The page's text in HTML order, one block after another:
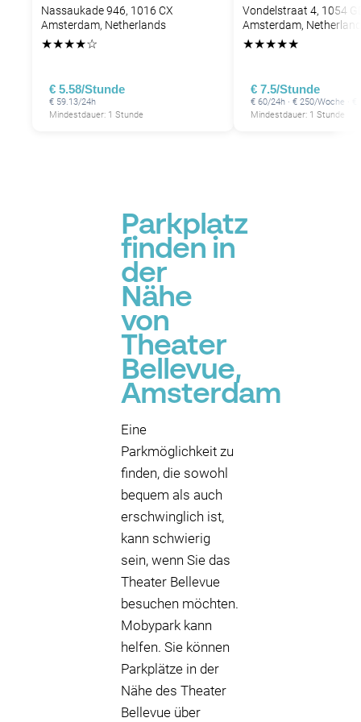
P
P
P
P
P
Nassaukade 946, 1016 CX
Amsterdam, Netherlands
★★★★☆
€ 5.58/Stunde
€ 59.13/24h
Mindestdauer: 1 Stunde
Vondelstraat 4, 1054
Amsterdam,
★★★★★
€ 7.5/Stunde
€ 60/24h · € 250/Woche ·
Mindestdauer: 1 Stunde
Parkplatz
finden in
der
Nähe
von
Theater
Bellevue,
Amsterdam
Eine
Parkmöglichkeit zu
finden, die sowohl
bequem als auch
erschwinglich ist,
kann schwierig
sein, wenn Sie das
Theater Bellevue
besuchen möchten.
Mobypark kann
helfen. Sie können
Parkplätze in der
Nähe des Theater
Bellevue über